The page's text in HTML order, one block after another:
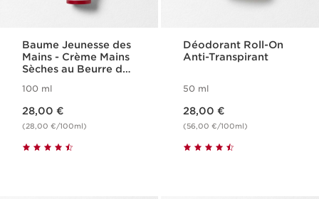
Baume Jeunesse des
Mains - Crème Mains
Sèches au Beurre de
100 ml
28,00 €
(28,00 €/100ml)
Déodorant Roll-On
Anti-Transpirant
50 ml
28,00 €
(56,00 €/100ml)